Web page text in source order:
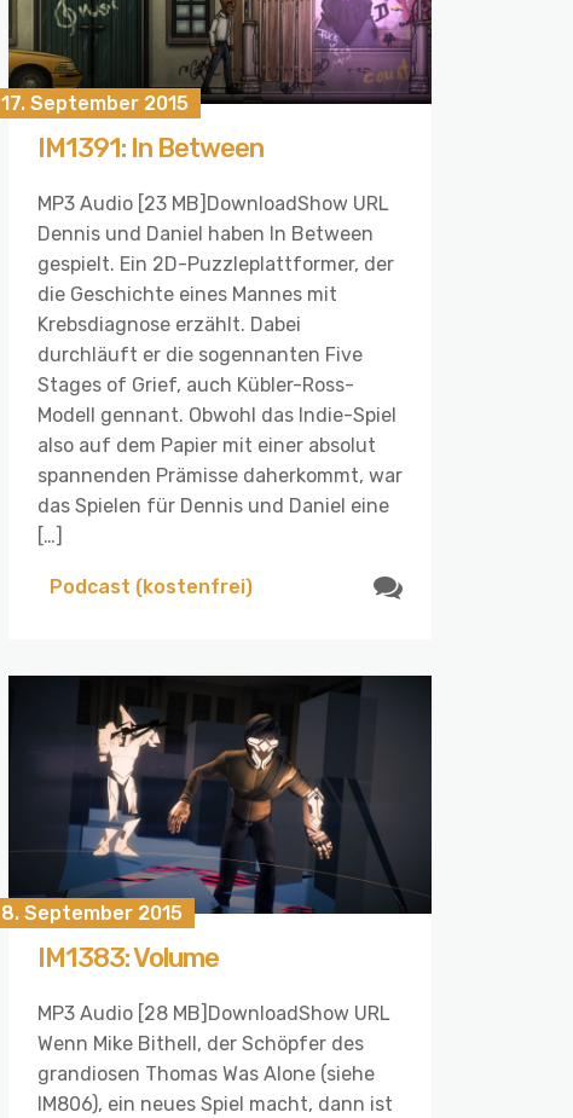
17. September 2015
IM1391: In Between
MP3 Audio [23 MB]DownloadShow URL
Dennis und Daniel haben In Between
gespielt. Ein 2D-Puzzleplattformer, der
die Geschichte eines Mannes mit
Krebsdiagnose erzählt. Dabei
durchläuft er die sogennanten Five
Stages of Grief, auch Kübler-Ross-
Modell gennant. Obwohl das Indie-Spiel
also auf dem Papier mit einer absolut
spannenden Prämisse daherkommt, war
das Spielen für Dennis und Daniel eine
[…]
Podcast (kostenfrei)
8. September 2015
IM1383: Volume
MP3 Audio [28 MB]DownloadShow URL
Wenn Mike Bithell, der Schöpfer des
grandiosen Thomas Was Alone (siehe
IM806), ein neues Spiel macht, dann ist